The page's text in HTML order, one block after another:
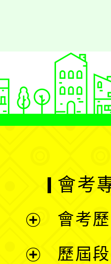
會考
會考
歷屆